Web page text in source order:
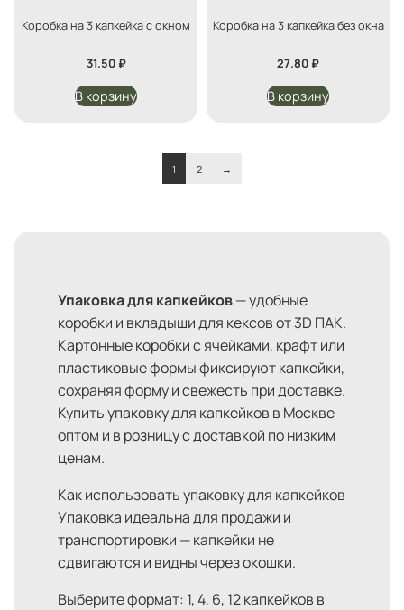
Коробка на 3 капкейка с окном
31.50 ₽
В корзину
Коробка на 3 капкейка без окна
27.80 ₽
В корзину
1 2 →
Упаковка для капкейков— удобные
коробки и вкладыши для кексов от 3D ПАК.
Картонные коробки с ячейками, крафт или
пластиковые формы фиксируют капкейки,
сохраняя форму и свежесть при доставке.
Купить упаковку для капкейков в Москве
оптом и в розницу с доставкой по низким
ценам.
Как использовать упаковку для капкейков
Упаковка идеальна для продажи и
транспортировки — капкейки не
сдвигаются и видны через окошки.
Выберите формат: 1, 4, 6, 12 капкейков в